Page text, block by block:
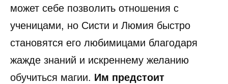
может себе позволить отношения с
ученицами, но Систи и Люмия быстро
становятся его любимицами благодаря
жажде знаний и искреннему желанию
обучиться магии. Им предстоит